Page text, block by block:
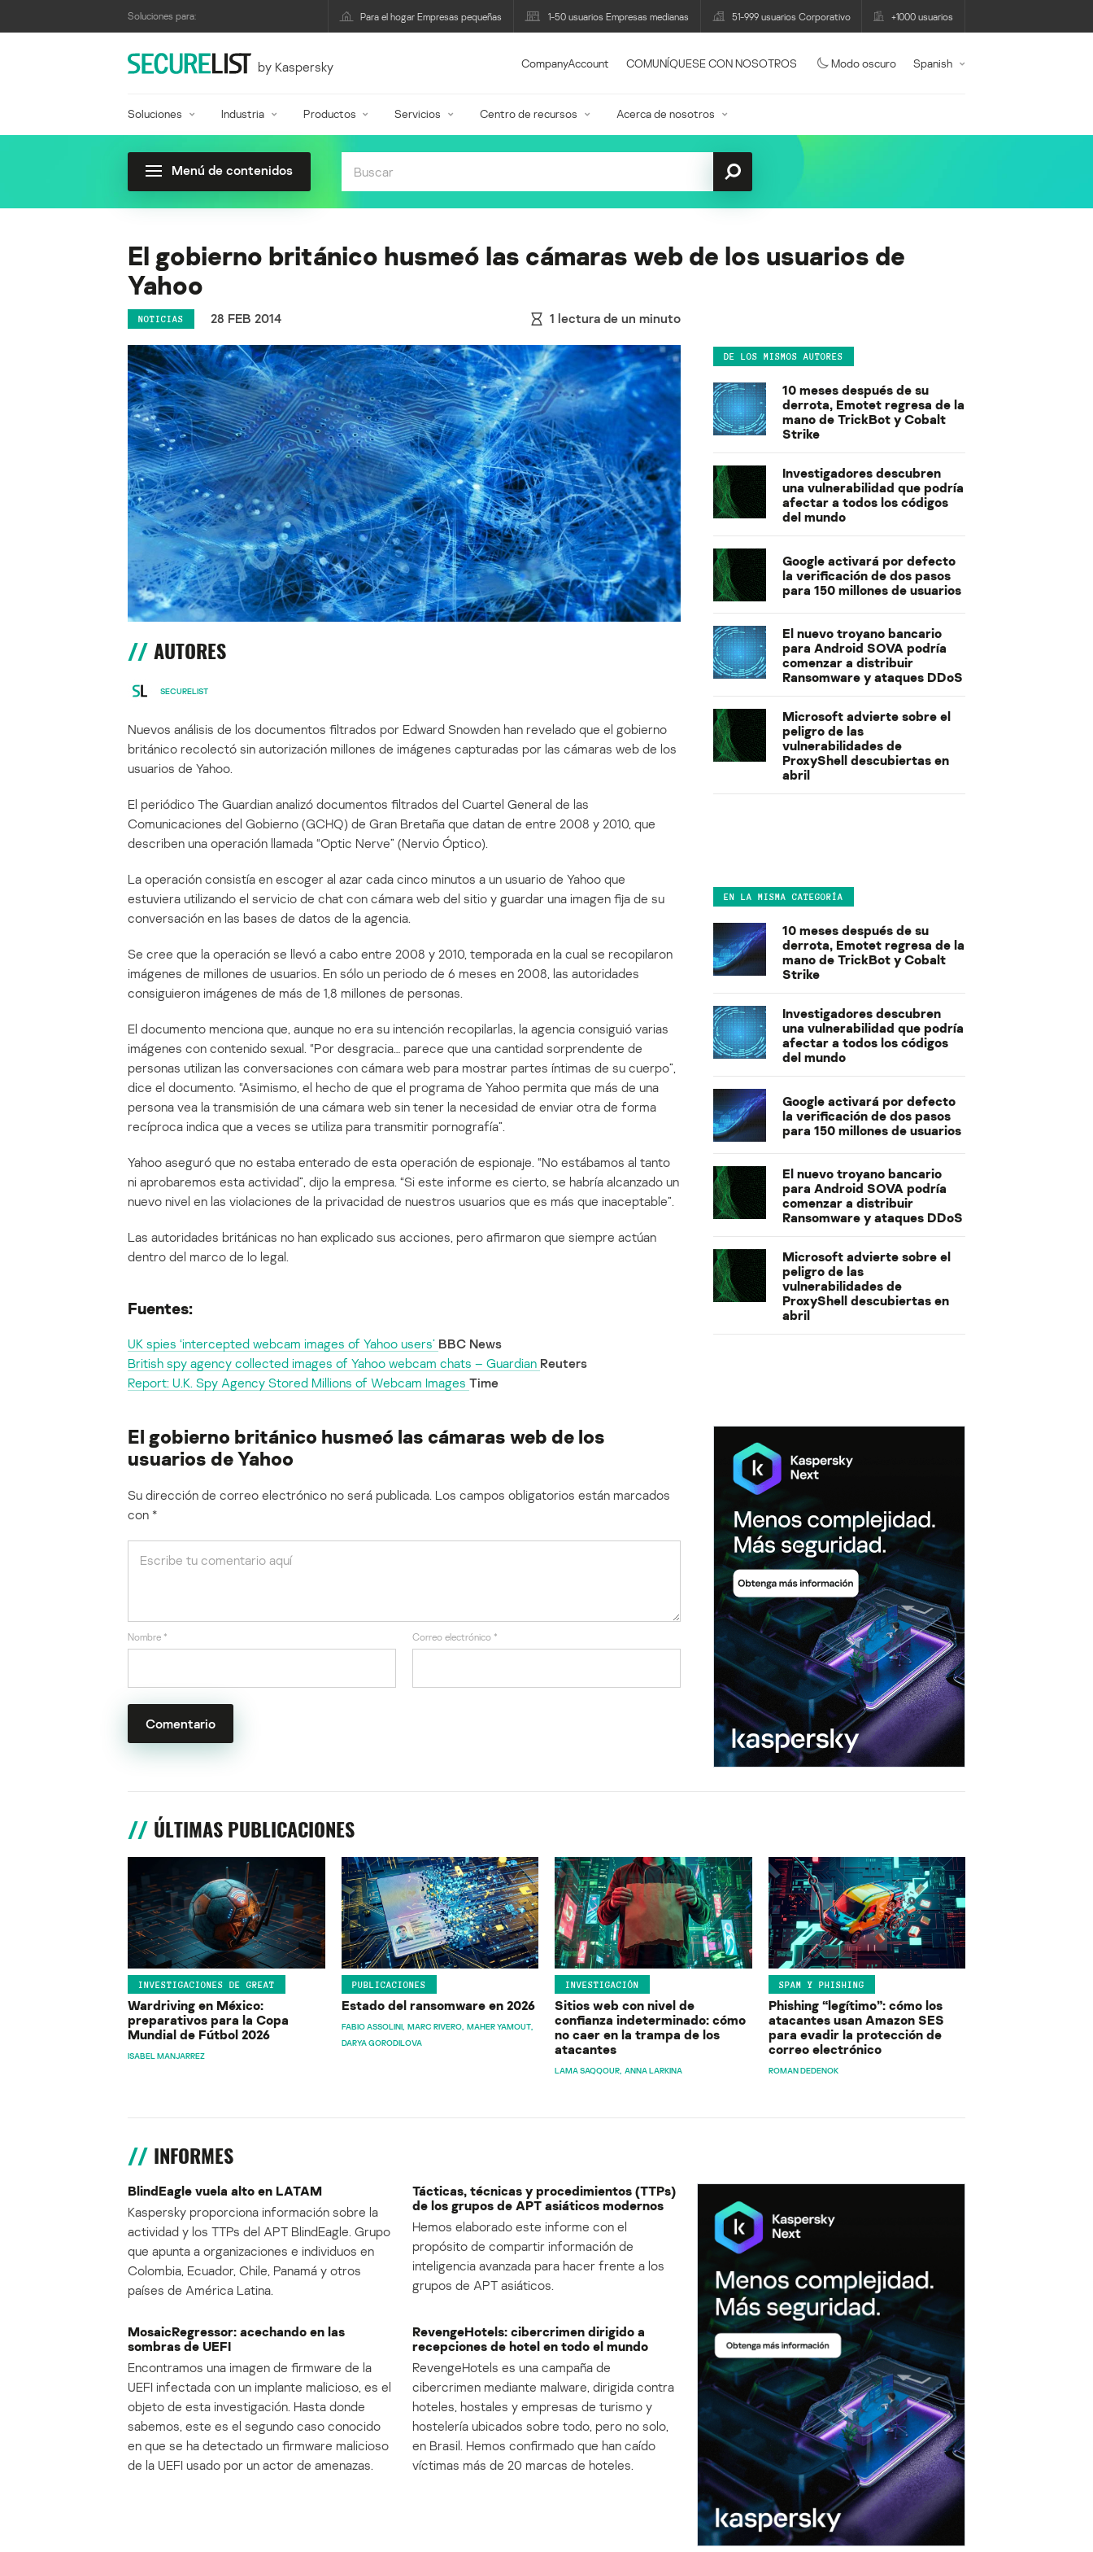
Soluciones para: Para el hogar Empresas pequeñas 1-50 usuarios Empresas medianas 51-999 usuarios Corporativo +1000 usuarios
by Kaspersky CompanyAccount COMUNÍQUESE CON NOSOTROS Modo oscuro Spanish
Soluciones Industria Productos Servicios Centro de recursos Acerca de nosotros
Menú de contenidos
El gobierno británico husmeó las cámaras web de los usuarios de
Yahoo
NOTICIAS 28 FEB 2014 1 lectura de un minuto
AUTORES
SECURELIST
Nuevos análisis de los documentos filtrados por Edward Snowden han revelado que el gobierno
británico recolectó sin autorización millones de imágenes capturadas por las cámaras web de los
usuarios de Yahoo.
El periódico The Guardian analizó documentos filtrados del Cuartel General de las
Comunicaciones del Gobierno (GCHQ) de Gran Bretaña que datan de entre 2008 y 2010, que
describen una operación llamada “Optic Nerve” (Nervio Óptico).
La operación consistía en escoger al azar cada cinco minutos a un usuario de Yahoo que
estuviera utilizando el servicio de chat con cámara web del sitio y guardar una imagen fija de su
conversación en las bases de datos de la agencia.
Se cree que la operación se llevó a cabo entre 2008 y 2010, temporada en la cual se recopilaron
imágenes de millones de usuarios. En sólo un periodo de 6 meses en 2008, las autoridades
consiguieron imágenes de más de 1,8 millones de personas.
El documento menciona que, aunque no era su intención recopilarlas, la agencia consiguió varias
imágenes con contenido sexual. “Por desgracia… parece que una cantidad sorprendente de
personas utilizan las conversaciones con cámara web para mostrar partes íntimas de su cuerpo”,
dice el documento. “Asimismo, el hecho de que el programa de Yahoo permita que más de una
persona vea la transmisión de una cámara web sin tener la necesidad de enviar otra de forma
recíproca indica que a veces se utiliza para transmitir pornografía”.
Yahoo aseguró que no estaba enterado de esta operación de espionaje. “No estábamos al tanto
ni aprobaremos esta actividad”, dijo la empresa. “Si este informe es cierto, se habría alcanzado un
nuevo nivel en las violaciones de la privacidad de nuestros usuarios que es más que inaceptable”.
Las autoridades británicas no han explicado sus acciones, pero afirmaron que siempre actúan
dentro del marco de lo legal.
Fuentes:
UK spies ‘intercepted webcam images of Yahoo users’ BBC News
British spy agency collected images of Yahoo webcam chats – Guardian Reuters
Report: U.K. Spy Agency Stored Millions of Webcam Images Time
El gobierno británico husmeó las cámaras web de los
usuarios de Yahoo
Su dirección de correo electrónico no será publicada. Los campos obligatorios están marcados
con *
Nombre * Correo electrónico *
DE LOS MISMOS AUTORES
10 meses después de su
derrota, Emotet regresa de la
mano de TrickBot y Cobalt
Strike
Investigadores descubren
una vulnerabilidad que podría
afectar a todos los códigos
del mundo
Google activará por defecto
la verificación de dos pasos
para 150 millones de usuarios
El nuevo troyano bancario
para Android SOVA podría
comenzar a distribuir
Ransomware y ataques DDoS
Microsoft advierte sobre el
peligro de las
vulnerabilidades de
ProxyShell descubiertas en
abril
EN LA MISMA CATEGORÍA
10 meses después de su
derrota, Emotet regresa de la
mano de TrickBot y Cobalt
Strike
Investigadores descubren
una vulnerabilidad que podría
afectar a todos los códigos
del mundo
Google activará por defecto
la verificación de dos pasos
para 150 millones de usuarios
El nuevo troyano bancario
para Android SOVA podría
comenzar a distribuir
Ransomware y ataques DDoS
Microsoft advierte sobre el
peligro de las
vulnerabilidades de
ProxyShell descubiertas en
abril
ÚLTIMAS PUBLICACIONES
INVESTIGACIONES DE GREAT
Wardriving en México:
preparativos para la Copa
Mundial de Fútbol 2026
ISABEL MANJARREZ
PUBLICACIONES
Estado del ransomware en 2026
FABIO ASSOLINI MARC RIVERO MAHER YAMOUT
DARYA GORODILOVA
INVESTIGACIÓN
Sitios web con nivel de
confianza indeterminado: cómo
no caer en la trampa de los
atacantes
LAMA SAQQOUR ANNA LARKINA
SPAM Y PHISHING
Phishing “legítimo”: cómo los
atacantes usan Amazon SES
para evadir la protección de
correo electrónico
ROMAN DEDENOK
INFORMES
BlindEagle vuela alto en LATAM
Kaspersky proporciona información sobre la
actividad y los TTPs del APT BlindEagle. Grupo
que apunta a organizaciones e individuos en
Colombia, Ecuador, Chile, Panamá y otros
países de América Latina.
Tácticas, técnicas y procedimientos (TTPs)
de los grupos de APT asiáticos modernos
Hemos elaborado este informe con el
propósito de compartir información de
inteligencia avanzada para hacer frente a los
grupos de APT asiáticos.
MosaicRegressor: acechando en las
sombras de UEFI
Encontramos una imagen de firmware de la
UEFI infectada con un implante malicioso, es el
objeto de esta investigación. Hasta donde
sabemos, este es el segundo caso conocido
en que se ha detectado un firmware malicioso
de la UEFI usado por un actor de amenazas.
RevengeHotels: cibercrimen dirigido a
recepciones de hotel en todo el mundo
RevengeHotels es una campaña de
cibercrimen mediante malware, dirigida contra
hoteles, hostales y empresas de turismo y
hostelería ubicados sobre todo, pero no solo,
en Brasil. Hemos confirmado que han caído
víctimas más de 20 marcas de hoteles.